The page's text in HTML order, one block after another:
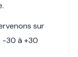
sur
-30 à +30